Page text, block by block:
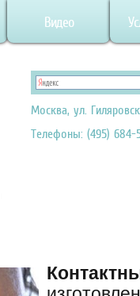
Видео
Москва, ул.
Телефоны: (495) 684-